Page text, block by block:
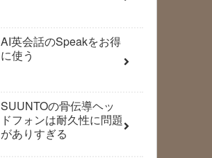
AI英会話のSpeakをお得
に使う
SUUNTOの骨伝導ヘッ
ドフォンは耐久性に問題
がありすぎる